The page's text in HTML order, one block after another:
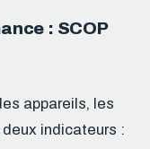
: SCOP
appareils, les
indicateurs :